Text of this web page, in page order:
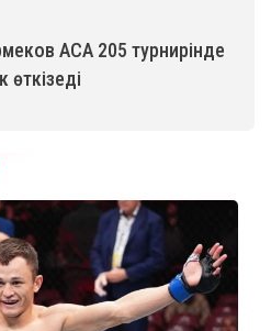
ACA 205 турнирінде